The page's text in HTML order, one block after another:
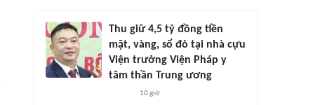
Thu giữ 4,5 tỷ đồng tiền
mặt, vàng, sổ đỏ tại nhà cựu
Viện trưởng Viện Pháp y
tâm thần Trung ương
10 giờ